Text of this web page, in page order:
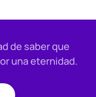
de saber que
una eternidad.